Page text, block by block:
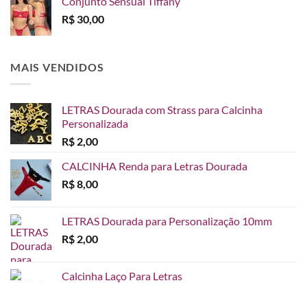
R$ 30,00
MAIS VENDIDOS
LETRAS Dourada com Strass para Calcinha
Personalizada
R$ 2,00
CALCINHA Renda para Letras Dourada
R$8,00
LETRAS Dourada para Personalização 10mm
R$ 2,00
Calcinha Laço Para Letras